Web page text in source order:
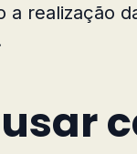
a realização